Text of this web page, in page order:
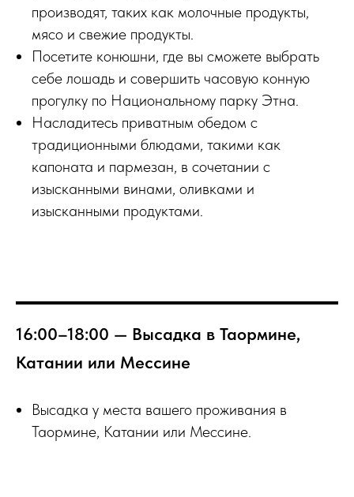
производят, таких как молочные продукты,
мясо и свежие продукты.
Посетите конюшни, где вы сможете выбрать
себе лошадь и совершить часовую конную
прогулку по Национальному парку Этна.
Насладитесь приватным обедом с
традиционными блюдами, такими как
капоната и пармезан, в сочетании с
изысканными винами, оливками и
изысканными продуктами.
16:00–18:00 — Высадка в Таормине,
Катании или Мессине
Высадка у места вашего проживания в
Таормине, Катании или Мессине.